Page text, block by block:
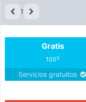
1
Gratis
100%
Servicios gratuitos